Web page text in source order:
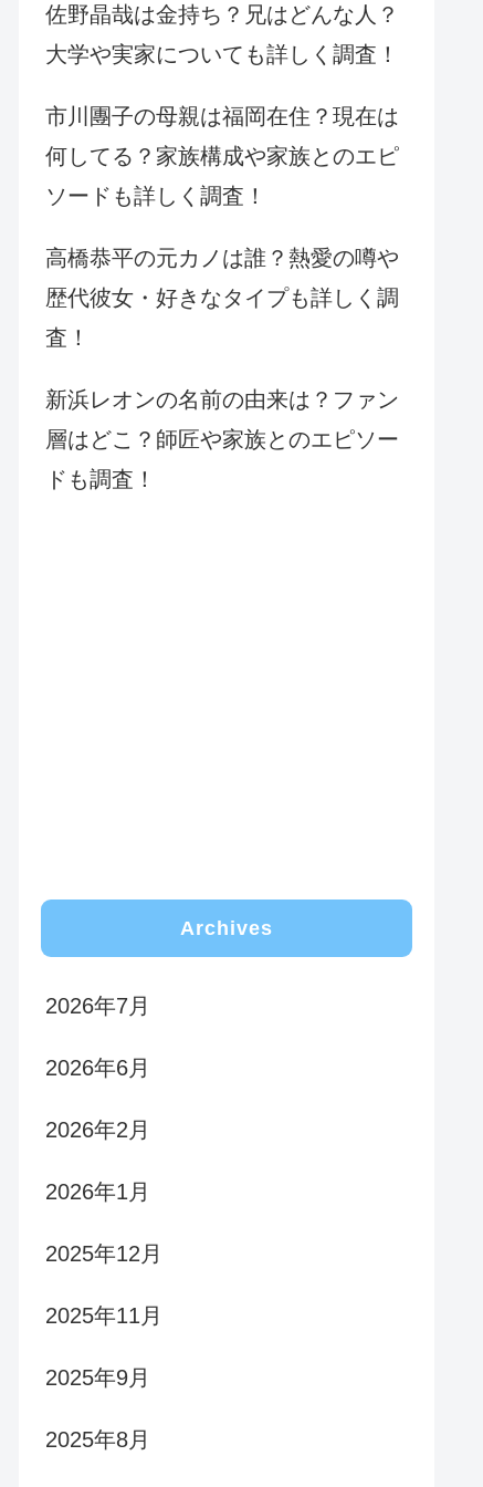
佐野晶哉は金持ち？兄はどんな人？
大学や実家についても詳しく調査！
市川團子の母親は福岡在住？現在は
何してる？家族構成や家族とのエピ
ソードも詳しく調査！
高橋恭平の元カノは誰？熱愛の噂や
歴代彼女・好きなタイプも詳しく調
査！
新浜レオンの名前の由来は？ファン
層はどこ？師匠や家族とのエピソー
ドも調査！
Archives
2026年7月
2026年6月
2026年2月
2026年1月
2025年12月
2025年11月
2025年9月
2025年8月